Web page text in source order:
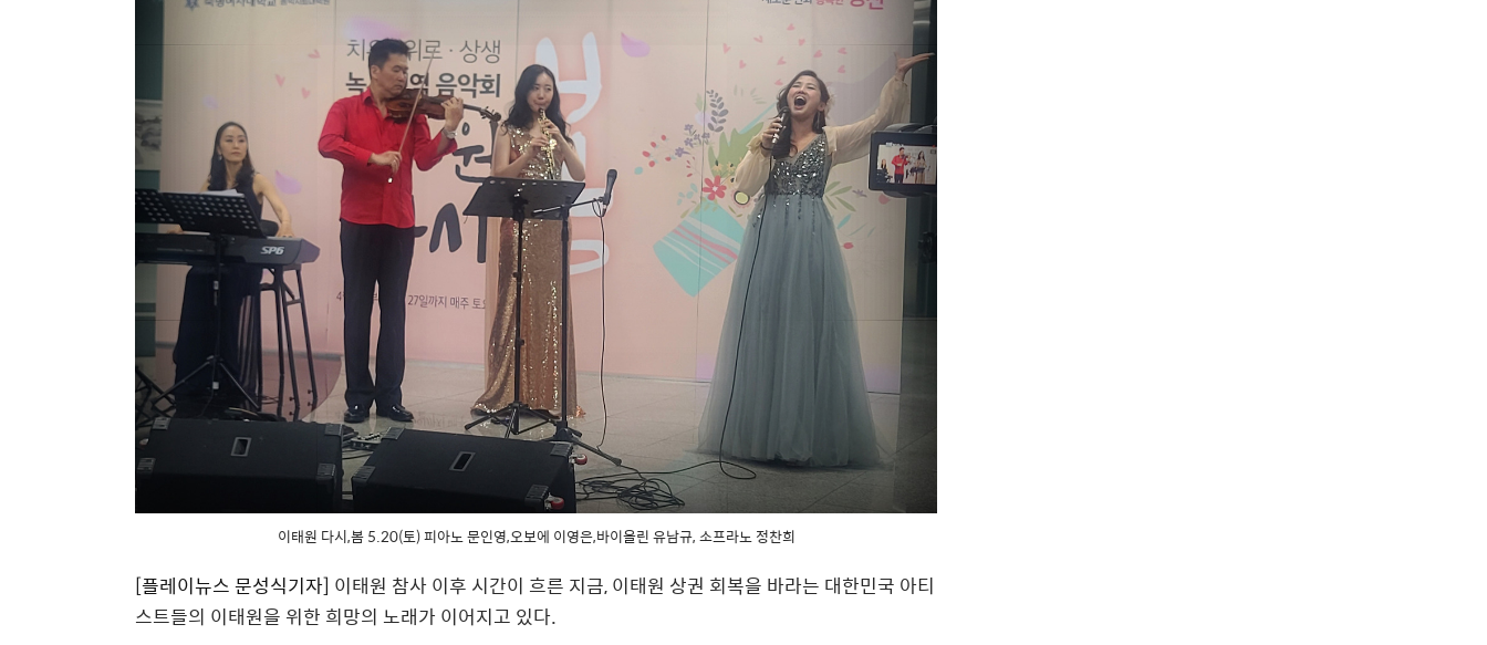
이태원 다시,봄 5.20(토) 피아노 문인영,오보에 이영은,바이올린 유남규, 소프라노 정찬희
[플레이뉴스문성식기자] 이태원 참사 이후 시간이 흐른 지금, 이태원 상권 회복을 바라는 대한민국 아티
스트들의 이태원을 위한 희망의 노래가 이어지고 있다.